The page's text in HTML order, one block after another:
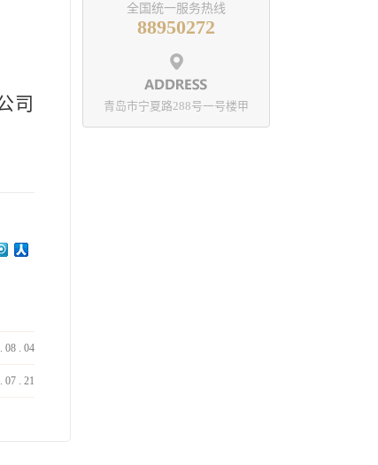
全国统一服务热线
88950272
青岛市宁夏路288号一号楼甲
司
. 08 . 04
. 07 . 21